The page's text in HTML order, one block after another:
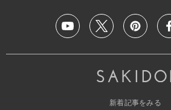
新着記事をみる